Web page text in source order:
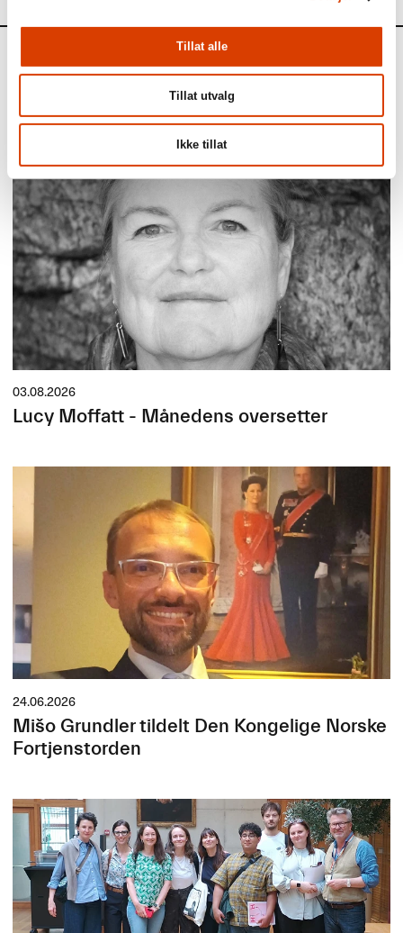
Tillat alle
Tillat utvalg
Ikke tillat
Aktuelt
Siste saker
03.08.2026
Lucy Moffatt - Månedens oversetter
24.06.2026
Mišo Grundler tildelt Den Kongelige Norske
Fortjenstorden